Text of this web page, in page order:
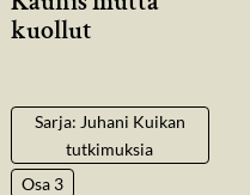
kuollut
Sarja: Juhani Kuikan
tutkimuksia
Osa 3